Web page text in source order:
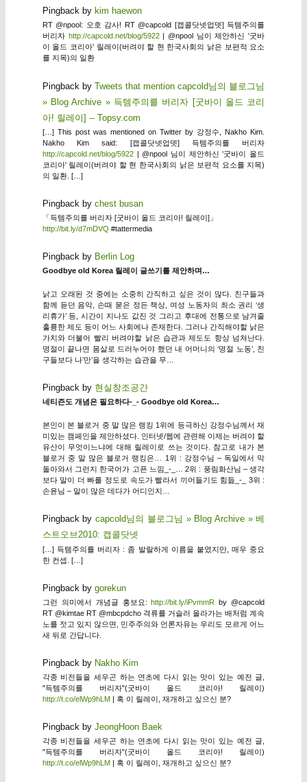
Pingback by kim haewon
RT @npool: 오호 감사! RT @capcold [캡콜닷넷업뎃] 득템주의를
버리자 http://capcold.net/blog/5922| @npool 님이 제안하신 '굿바
이 올드 코리아' 릴레이(버려야 할 현 한국사회의 낡은 보편적 요소
를 지목)의 일환
Pingback by Tweets that mention capcold님의 블로그님
» Blog Archive » 득템주의를 버리자 [굿바이 올드 코리
아! 릴레이] -- Topsy.com
[…] This post was mentioned on Twitter by 강정수, Nakho Kim.
Nakho Kim said: [캡콜닷넷업뎃] 득템주의를 버리자
http://capcold.net/blog/5922| @npool 님이 제안하신 '굿바이 올드
코리아' 릴레이(버려야 할 현 한국사회의 낡은 보편적 요소를 지목)
의 일환. […]
Pingback by chest busan
「득템주의를 버리자 [굿바이 올드 코리아! 릴레이]」
http://bit.ly/d7mDVQ #tattermedia
Pingback by Berlin Log
Goodbye old Korea 릴레이 글쓰기를 제안하며…
낡고 오래된 것 중에는 소중히 간직하고 싶은 것이 많다. 친구들과
함께 듣던 음악, 손때 묻은 정든 책상, 여성 노동자의 최소 권리 ‘생
리휴가’ 등, 시간이 지나도 값진 것 그리고 후대에 전통으로 남겨줄
훌륭한 제도 등이 어느 사회에나 존재한다. 그러나 간직해야할 낡은
가치와 더불어 빨리 버려야할 낡은 습관과 제도도 항상 넘쳐난다.
명절이 끝나면 몸살로 드러누어야 했던 내 어머니의 ‘명절 노동’, 친
구들보다 나’만’을 생각하는 습관을 무…
Pingback by 현실창조공간
네티즌도 개념은 필요하다-_- Goodbye old Korea…
본인이 본 블로거 중 말 많은 랭킹 1위에 등극하신 강정수님께서 재
미있는 캠페인을 제안하셨다. 인터넷/웹에 관련해 이제는 버려야 할
유산이 무엇이느냐에 대해 릴레이로 쓰는 것이다. 참고로 내가 본
블로거 중 말 많은 블로거 랭킹은… 1위 : 강정수님 – 독일에서 막
돌아와서 그런지 한국어가 고픈 느낌_-_… 2위 : 풍림화산님 – 생각
보다 말이 더 빠를 정도로 속도가 빨라서 끼어들기도 힘듦_-_ 3위 :
손윤님 – 말이 많은 데다가 어디인지…
Pingback bycapcold님의 블로그님 » Blog Archive » 베
스트오브2010: 캡콜닷넷
[…] 득템주의를 버리자 : 좀 발랄하게 이름을 붙였지만, 매우 중요
한 컨셉. […]
Pingback by gorekun
그런 의미에서 개념글 홍보요:http://bit.ly/iPvmmR by @capcold
RT @kimtae RT @mbcpdcho 격류를 거슬러 올라가는 배처럼 계속
노를 젓고 있지 않으면, 민주주의와 언론자유는 우리도 모르게 어느
새 뒤로 간답니다.
Pingback by Nakho Kim
각종 비전들을 세우곤 하는 연초에 다시 읽는 맛이 있는 예전 글,
"득템주의를 버리자"(굿바이 올드 코리아! 릴레이)
http://t.co/elWp9hLM| 혹 이 릴레이, 재개하고 싶으신 분?
Pingback by JeongHoon Baek
각종 비전들을 세우곤 하는 연초에 다시 읽는 맛이 있는 예전 글,
"득템주의를 버리자"(굿바이 올드 코리아! 릴레이)
http://t.co/elWp9hLM | 혹 이 릴레이, 재개하고 싶으신 분?